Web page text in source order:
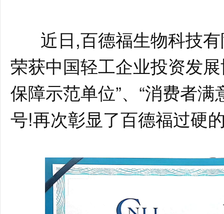
近日,百德福生物科技有
荣获中国轻工企业投资发
保障示范单位”、“消费者
号!再次彰显了百德福过硬